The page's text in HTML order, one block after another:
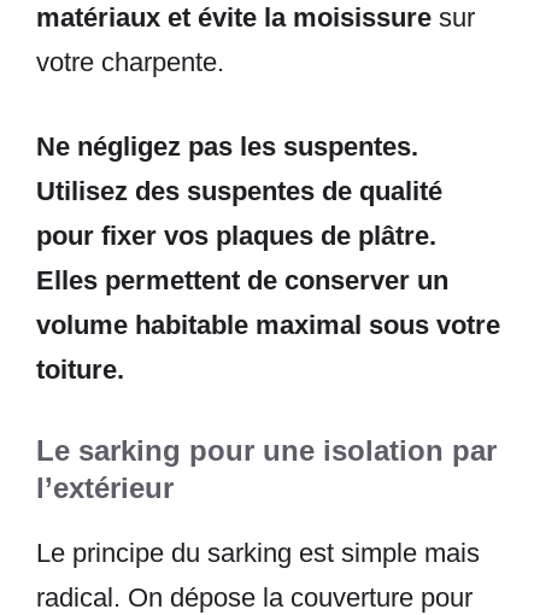
matériaux et évite la moisissure sur
votre charpente.
Ne négligez pas les suspentes.
Utilisez des suspentes de qualité
pour fixer vos plaques de plâtre.
Elles permettent de conserver un
volume habitable maximal sous votre
toiture.
Le sarking pour une isolation par
l’extérieur
Le principe du sarking est simple mais
radical. On dépose la couverture pour